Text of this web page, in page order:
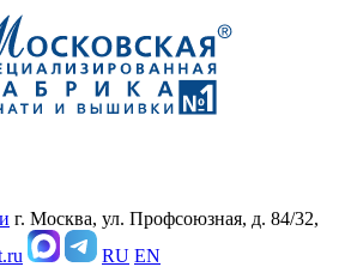
г. Москва, ул. Профсоюзная, д. 84/32,
RU EN